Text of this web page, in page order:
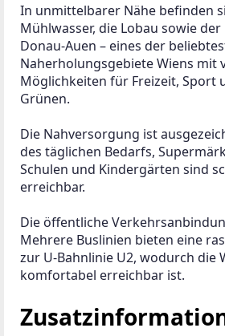
In unmittelbarer Nähe befinden
Mühlwasser, die Lobau sowie
Donau-Auen – eines der
Naherholungsgebiete Wiens mit
Möglichkeiten für Freizeit, Sport
Grünen.
Die Nahversorgung ist
des täglichen Bedarfs,
Schulen und Kindergärten sind
erreichbar.
Die öffentliche
Mehrere Buslinien bieten eine
zur U-Bahnlinie U2, wodurch die
komfortabel erreichbar ist.